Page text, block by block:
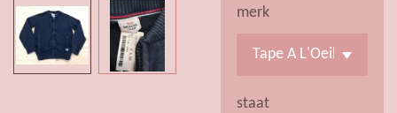
merk
staat